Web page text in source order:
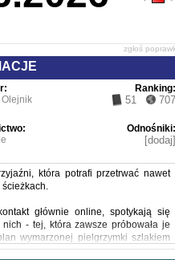
zgłoś
Ranking:
51 707
Odnośniki:
[dodaj]
która potrafi przetrwać nawet
ścieżkach.
głównie online, spotykają się
- tej, która zawsze próbowała je
wymarzonej pielgrzymki szlakiem
czasu.